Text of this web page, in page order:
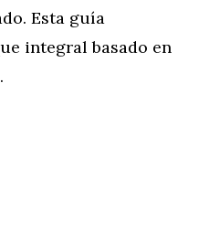
Esta guía
integral basado en